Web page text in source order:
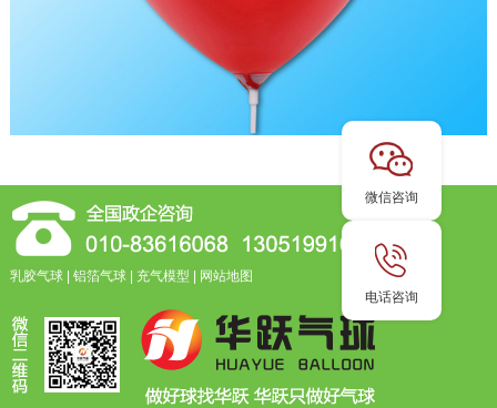
乳胶气球| 铝箔气球| 充气模型 | 网站地图
微信咨询
电话咨询